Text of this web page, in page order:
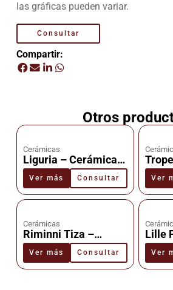
las gráficas pueden variar.
Consultar
Compartir:
Otros
Cerámicas
Liguria – Cerámica –
Cañuelas
Ver más Consultar Ver
Cerámicas
Riminni Tiza –
Cerámica –
Cañuelas
Ver más Consultar
Lille
Ver